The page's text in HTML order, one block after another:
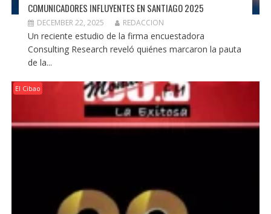
COMUNICADORES INFLUYENTES EN SANTIAGO 2025
DECEMBER 22, 2025 REDACCION
Un reciente estudio de la firma encuestadora
Consulting Research reveló quiénes marcaron la pauta
de la...
El Cibao